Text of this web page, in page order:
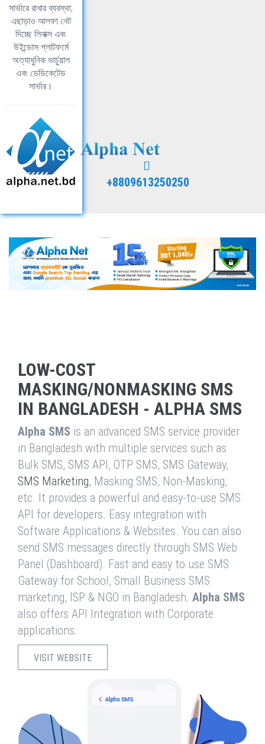
সার্ভারে রাখার ব্যবস্থা,
এছাড়াও আলফা নেট
দিচ্ছে লিনাক্স এবং
উইন্ডোস প্লাটফর্মে
অত্যাধুনিক ভার্চুয়াল
এবং ডেডিকেটেড
সার্ভার।
+8809613250250
LOW-COST
MASKING/NONMASKING SMS
IN BANGLADESH - ALPHA SMS
Alpha SMS is an advanced SMS service provider
in Bangladesh with multiple services such as
Bulk SMS, SMS API, OTP SMS, SMS Gateway,
SMS Marketing, Masking SMS, Non-Masking,
etc. It provides a powerful and easy-to-use SMS
API for developers. Easy integration with
Software Applications & Websites. You can also
send SMS messages directly through SMS Web
Panel (Dashboard). Fast and easy to use SMS
Gateway for School, Small Business SMS
marketing, ISP & NGO in Bangladesh. Alpha SMS
also offers API Integration with Corporate
applications.
VISIT WEBSITE